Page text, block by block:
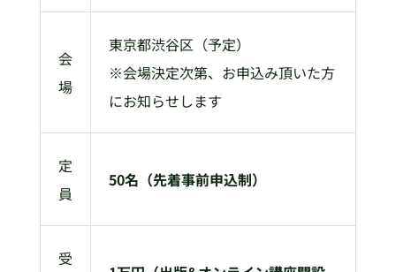
会
場
東京都渋谷区（予定）
※会場決定次第、お申込み頂いた方
にお知らせします
定
員
50名（先着事前申込制）
受